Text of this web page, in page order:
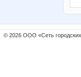
© 2026 ООО «Сеть городских